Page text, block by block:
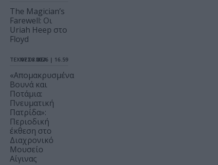
The Magician’s
Farewell: Οι
Uriah Heep στο
Floyd
ΤΕΧΝΕΣ / ΝΕΑ
07.08.2026 | 16.59
«Απομακρυσμένα
Βουνά και
Ποτάμια:
Πνευματική
Πατρίδα»:
Περιοδική
έκθεση στο
Διαχρονικό
Μουσείο
Αίγινας